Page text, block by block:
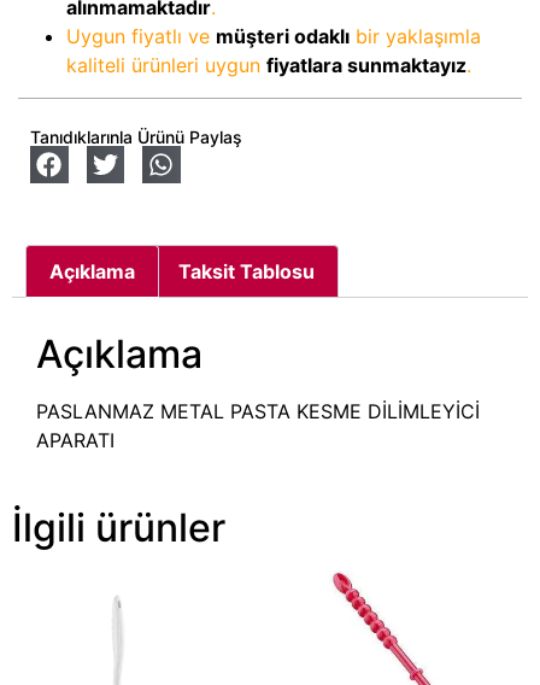
alınmamaktadır.
Uygun fiyatlı ve müşteri odaklı bir yaklaşımla
kaliteli ürünleri uygun fiyatlara sunmaktayız.
Tanıdıklarınla Ürünü Paylaş
Açıklama Taksit Tablosu
Açıklama
PASLANMAZ METAL PASTA KESME DİLİMLEYİCİ
APARATI
İlgili ürünler